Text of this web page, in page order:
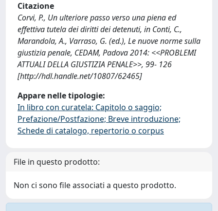
Citazione
Corvi, P., Un ulteriore passo verso una piena ed
effettiva tutela dei diritti dei detenuti, in Conti, C.,
Marandola, A., Varraso, G. (ed.), Le nuove norme sulla
giustizia penale, CEDAM, Padova 2014: <<PROBLEMI
ATTUALI DELLA GIUSTIZIA PENALE>>, 99- 126
[http://hdl.handle.net/10807/62465]
Appare nelle tipologie:
In libro con curatela: Capitolo o saggio;
Prefazione/Postfazione; Breve introduzione;
Schede di catalogo, repertorio o corpus
File in questo prodotto:
Non ci sono file associati a questo prodotto.